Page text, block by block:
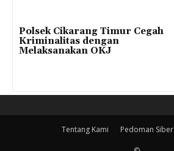
Polsek Cikarang Timur Cegah
Kriminalitas dengan
Melaksanakan OKJ
Tentang Kami Pedoman Siber